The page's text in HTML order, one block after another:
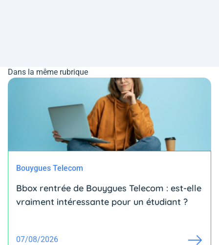
Dans la même rubrique
Bouygues Telecom
Bbox rentrée de Bouygues Telecom : est-elle
vraiment intéressante pour un étudiant ?
07/08/2026